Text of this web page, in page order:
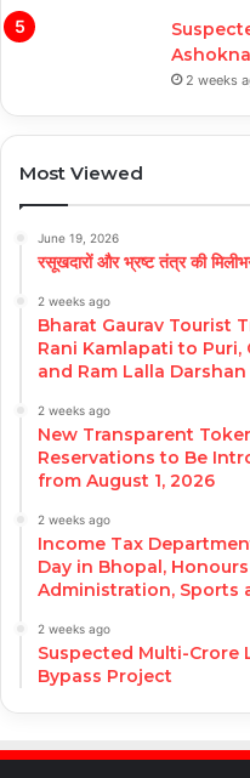
2 weeks
Most Viewed
June 19, 2026
रसूखदारों और भ्रष्ट तंत्र की
2 weeks ago
Bharat Gaurav Tourist
Rani Kamlapati to Puri,
and Ram Lalla Darshan
2 weeks ago
New Transparent
Reservations to Be
from August 1, 2026
2 weeks ago
Income Tax
Day in Bhopal,
Administration, Sports
2 weeks ago
Suspected Multi-Crore
Bypass Project